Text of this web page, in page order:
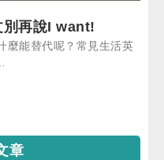
別再說I want!
麼能替代呢？常見生活英
章